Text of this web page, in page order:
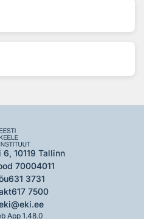
10119 Tallinn
70004011
631 3731
617 7500
App 1.48.0